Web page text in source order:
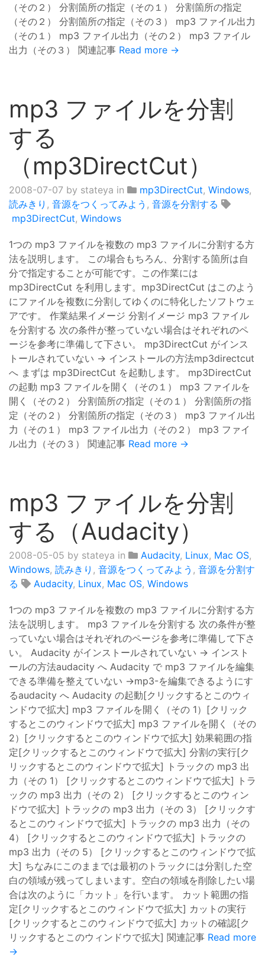
（その２） 分割箇所の指定（その１） 分割箇所の指定
（その２） 分割箇所の指定（その３） mp3 ファイル出力
（その１） mp3 ファイル出力（その２） mp3 ファイル
出力（その３） 関連記事 Read more →
mp3 ファイルを分割
する
（mp3DirectCut）
2008-07-07 by stateya in mp3DirectCut, Windows,
読みきり , 音源をつくってみよう , 音源を分割する
mp3DirectCut, Windows
1つの mp3 ファイルを複数の mp3 ファイルに分割する方
法を説明します。 この場合もちろん、分割する箇所は自
分で指定することが可能です。この作業には
mp3DirectCut を利用します。mp3DirectCut はこのよう
にファイルを複数に分割してゆくのに特化したソフトウェ
アです。 作業結果イメージ 分割イメージ mp3 ファイル
を分割する 次の条件が整っていない場合はそれぞれのペ
ージを参考に準備して下さい。 mp3DirectCut がインス
トールされていない → インストールの方法mp3directcut
へ まずは mp3DirectCut を起動します。 mp3DirectCut
の起動 mp3 ファイルを開く（その１） mp3 ファイルを
開く（その２） 分割箇所の指定（その１） 分割箇所の指
定（その２） 分割箇所の指定（その３） mp3 ファイル出
力（その１） mp3 ファイル出力（その２） mp3 ファイ
ル出力（その３） 関連記事 Read more →
mp3 ファイルを分割
する（Audacity）
2008-05-05 by stateya in Audacity, Linux, Mac OS,
Windows, 読みきり , 音源をつくってみよう , 音源を分割す
る
Audacity, Linux, Mac OS, Windows
1つの mp3 ファイルを複数の mp3 ファイルに分割する方
法を説明します。 mp3 ファイルを分割する 次の条件が整
っていない場合はそれぞれのページを参考に準備して下さ
い。 Audacity がインストールされていない → インスト
ールの方法audacity へ Audacity で mp3 ファイルを編集
できる準備を整えていない →mp3-を編集できるようにす
るaudacity へ Audacity の起動[クリックするとこのウィ
ンドウで拡大] mp3 ファイルを開く（その 1）[クリック
するとこのウィンドウで拡大] mp3 ファイルを開く（その
2）[クリックするとこのウィンドウで拡大] 効果範囲の指
定[クリックするとこのウィンドウで拡大] 分割の実行[ク
リックするとこのウィンドウで拡大] トラックの mp3 出
力（その 1） [クリックするとこのウィンドウで拡大] トラ
ックの mp3 出力（その 2） [クリックするとこのウィン
ドウで拡大] トラックの mp3 出力（その 3） [クリックす
るとこのウィンドウで拡大] トラックの mp3 出力（その
4） [クリックするとこのウィンドウで拡大] トラックの
mp3 出力（その 5） [クリックするとこのウィンドウで拡
大] ちなみにこのままでは最初のトラックには分割した空
白の領域が残ってしまいます。空白の領域を削除したい場
合は次のように「カット」を行います。 カット範囲の指
定[クリックするとこのウィンドウで拡大] カットの実行
[クリックするとこのウィンドウで拡大] カットの確認[ク
リックするとこのウィンドウで拡大] 関連記事 Read more
→